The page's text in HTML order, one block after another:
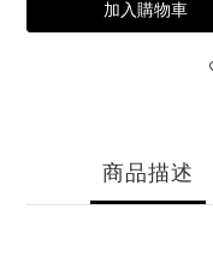
加入購物車
商品描述